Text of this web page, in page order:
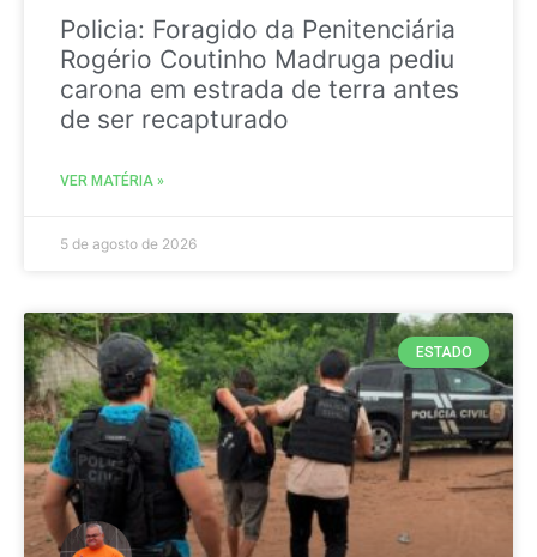
Policia: Foragido da Penitenciária
Rogério Coutinho Madruga pediu
carona em estrada de terra antes
de ser recapturado
VER MATÉRIA »
5 de agosto de 2026
ESTADO